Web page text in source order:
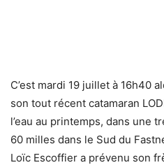
C’est mardi 19 juillet à 16h40
son tout récent catamaran
l’eau au printemps, dans une
60 milles dans le Sud du
Loïc Escoffier a prévenu son